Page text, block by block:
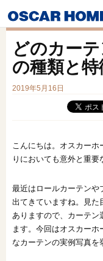
イ
どのカー
の種類と特
2019年5月16日
こんにちは。オスカーホ
りにおいても意外と重要
最近はロールカーテンや
出てきていますね。見た
ありますので、カーテン
ます。今回はオスカーホ
なカーテンの実例写真を